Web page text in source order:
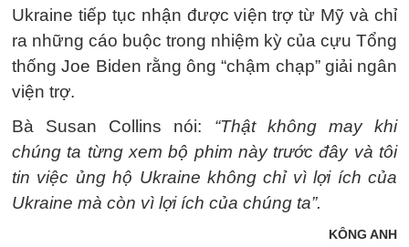
Ukraine tiếp tục nhận được viện trợ từ Mỹ và chỉ
ra những cáo buộc trong nhiệm kỳ của cựu Tổng
thống Joe Biden rằng ông “chậm chạp” giải ngân
viện trợ.
Bà Susan Collins nói: “Thật không may khi
chúng ta từng xem bộ phim này trước đây và tôi
tin việc ủng hộ Ukraine không chỉ vì lợi ích của
Ukraine mà còn vì lợi ích của chúng ta”.
KÔNG ANH